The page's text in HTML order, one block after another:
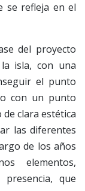
se refleja en el
del proyecto
isla, con una
el punto
con un punto
clara estética
las diferentes
de los años
elementos,
que